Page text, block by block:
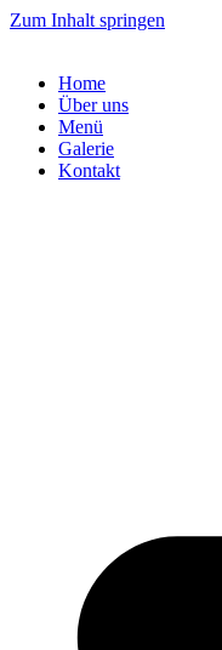
Zum Inhalt springen
Home
Über uns
Menü
Galerie
Kontakt